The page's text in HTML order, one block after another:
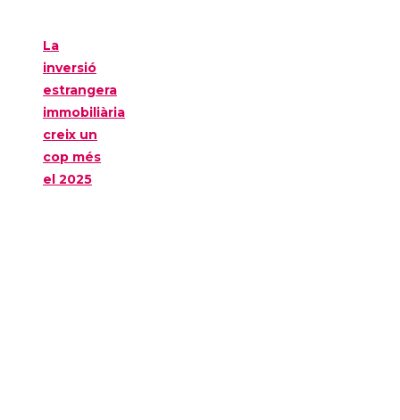
La
inversió
estrangera
immobiliària
creix un
cop més
el 2025